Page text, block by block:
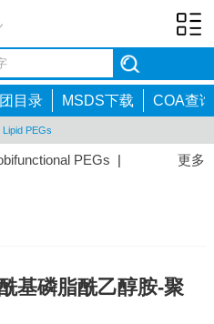
目录 MSDS下载 COA查询
Lipid PEGs
更多
PEGs |
基磷脂酰乙醇胺-聚